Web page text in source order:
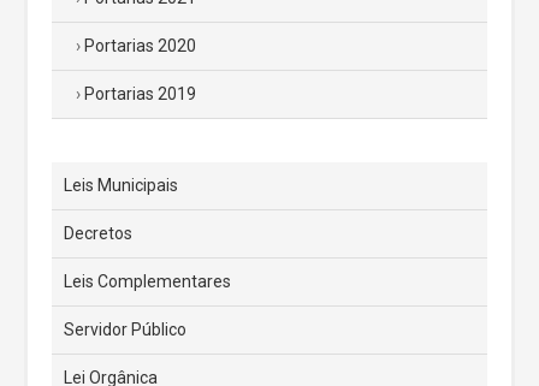
Portarias 2020
Portarias 2019
Leis Municipais
Decretos
Leis Complementares
Servidor Público
Lei Orgânica